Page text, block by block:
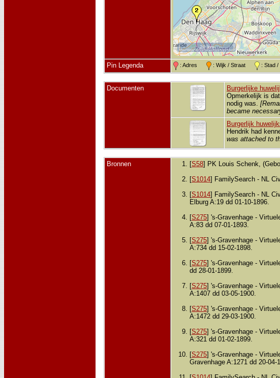
20 km
Pin Legenda : Adres : Wijk / Straat : Stad
Documenten Burgerlijke
Opmerkelijk is
nodig was.
became
Burgerlijk
Hendrik had
was attached to
Bronnen [S58] PK Louis Schenk,
[S1014] FamilySearch - NL
[S1014] FamilySearch - NL
Elburg A:19 dd 01-10-1896.
[S275] 's-Gravenhage -
A:83 dd 07-01-1893.
[S275] 's-Gravenhage -
A:734 dd 15-02-1898.
[S275] 's-Gravenhage -
dd 28-01-1899.
[S275] 's-Gravenhage -
A:1407 dd 03-05-1900.
[S275] 's-Gravenhage -
A:1472 dd 29-03-1900.
[S275] 's-Gravenhage -
A:321 dd 01-02-1899.
[S275] 's-Gravenhage -
Gravenhage A:1271 dd 20-04-